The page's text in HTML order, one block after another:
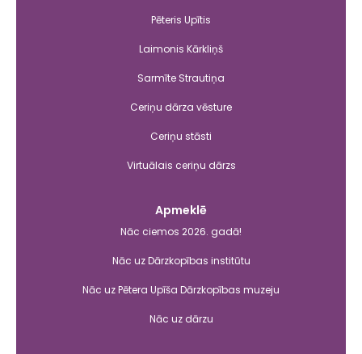
Pēteris Upītis
Laimonis Kārkliņš
Sarmīte Strautiņa
Ceriņu dārza vēsture
Ceriņu stāsti
Virtuālais ceriņu dārzs
Apmeklē
Nāc ciemos 2026. gadā!
Nāc uz Dārzkopības institūtu
Nāc uz Pētera Upīša Dārzkopības muzeju
Nāc uz dārzu